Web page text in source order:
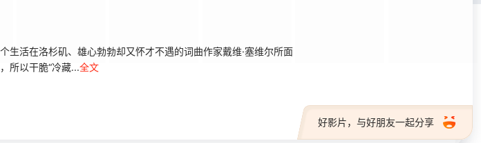
活在洛杉矶、雄心勃勃却又怀才不遇的词曲作家戴维·塞维尔所面
所以干脆“冷藏...全文
好影片，与好朋友一起分享